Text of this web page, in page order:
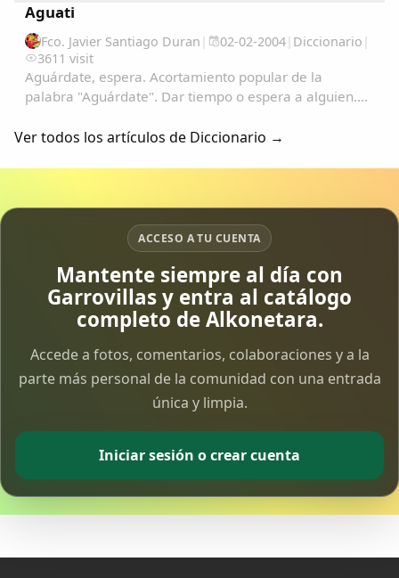
Aguati
Fco. Javier Santiago Duran | 02-02-2004| Diccionario |
3611 visit
Aguárdate, espera. Acortamiento popular de la
palabra "Aguárdate". Dar tiempo o espera a alguien....
Ver todos los artículos de Diccionario →
ACCESO A TU CUENTA
Mantente siempre al día con
Garrovillas y entra al catálogo
completo de Alkonetara.
Accede a fotos, comentarios, colaboraciones y a la
parte más personal de la comunidad con una entrada
única y limpia.
Iniciar sesión o crear cuenta